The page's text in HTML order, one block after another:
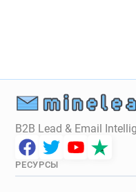
B2B Lead & Email
РЕСУРСЫ